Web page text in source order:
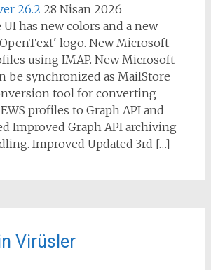
26.2 28 Nisan 2026
has new colors and a new
logo. New Microsoft
using IMAP. New Microsoft
be synchronized as MailStore
tool for converting
profiles to Graph API and
Improved Graph API archiving
Improved Updated 3rd […]
Virüsler